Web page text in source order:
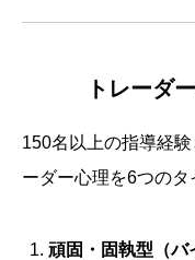
トレーダ
150名以上の指導経
ーダー心理を6つのタ
頑固・固執型（バ